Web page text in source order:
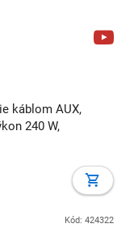
káblom AUX,
240 W,
Kód: 424322